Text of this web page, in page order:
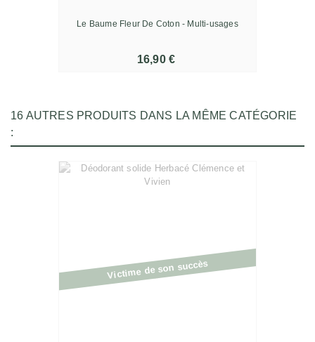
Le Baume Fleur De Coton - Multi-usages
16,90 €
16 AUTRES PRODUITS DANS LA MÊME CATÉGORIE
:
Victime de son succès